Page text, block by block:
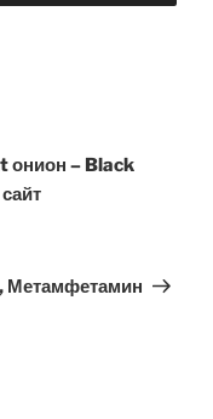
онион – Black
Метамфетамин